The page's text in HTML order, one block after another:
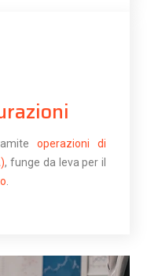
operazioni di
, funge da leva per il